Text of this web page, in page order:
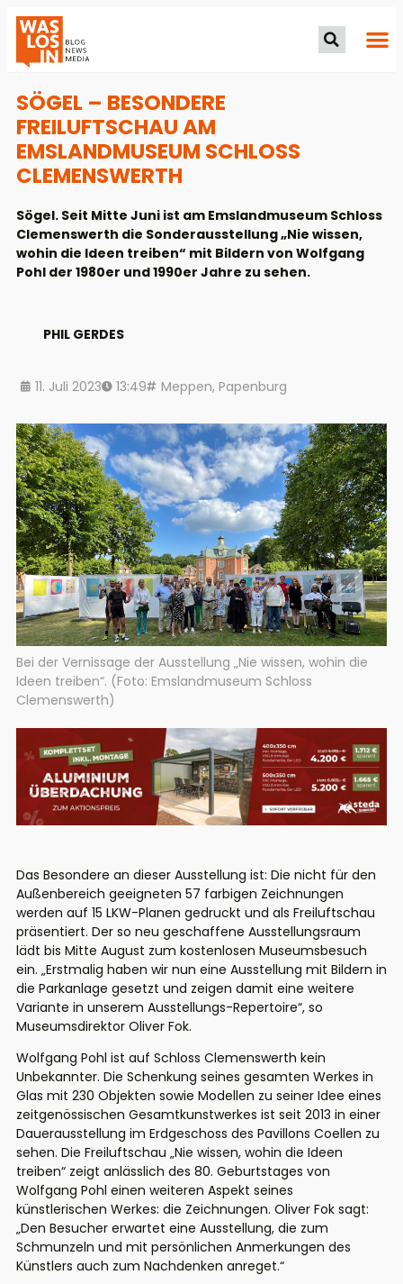
SÖGEL – BESONDERE
FREILUFTSCHAU AM
EMSLANDMUSEUM SCHLOSS
CLEMENSWERTH
Sögel. Seit Mitte Juni ist am Emslandmuseum Schloss
Clemenswerth die Sonderausstellung „Nie wissen,
wohin die Ideen treiben“ mit Bildern von Wolfgang
Pohl der 1980er und 1990er Jahre zu sehen.
PHIL GERDES
11. Juli 2023 13:49 Meppen, Papenburg
Bei der Vernissage der Ausstellung „Nie wissen, wohin die
Ideen treiben“. (Foto: Emslandmuseum Schloss
Clemenswerth)
Das Besondere an dieser Ausstellung ist: Die nicht für den
Außenbereich geeigneten 57 farbigen Zeichnungen
werden auf 15 LKW-Planen gedruckt und als Freiluftschau
präsentiert. Der so neu geschaffene Ausstellungsraum
lädt bis Mitte August zum kostenlosen Museumsbesuch
ein. „Erstmalig haben wir nun eine Ausstellung mit Bildern in
die Parkanlage gesetzt und zeigen damit eine weitere
Variante in unserem Ausstellungs-Repertoire“, so
Museumsdirektor Oliver Fok.
Wolfgang Pohl ist auf Schloss Clemenswerth kein
Unbekannter. Die Schenkung seines gesamten Werkes in
Glas mit 230 Objekten sowie Modellen zu seiner Idee eines
zeitgenössischen Gesamtkunstwerkes ist seit 2013 in einer
Dauerausstellung im Erdgeschoss des Pavillons Coellen zu
sehen. Die Freiluftschau „Nie wissen, wohin die Ideen
treiben“ zeigt anlässlich des 80. Geburtstages von
Wolfgang Pohl einen weiteren Aspekt seines
künstlerischen Werkes: die Zeichnungen. Oliver Fok sagt:
„Den Besucher erwartet eine Ausstellung, die zum
Schmunzeln und mit persönlichen Anmerkungen des
Künstlers auch zum Nachdenken anreget.“